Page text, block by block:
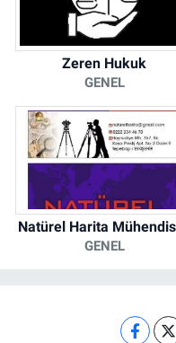
Zeren Hukuk
GENEL
Natürel Harita
GENEL